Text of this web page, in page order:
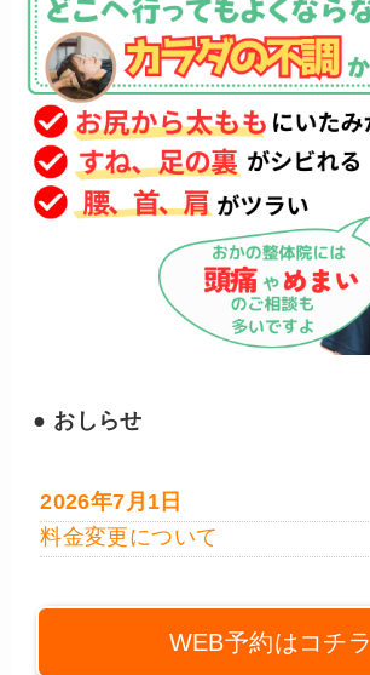
● おしらせ
2026年7月1日
料金変更について
WEB予約はコチラ